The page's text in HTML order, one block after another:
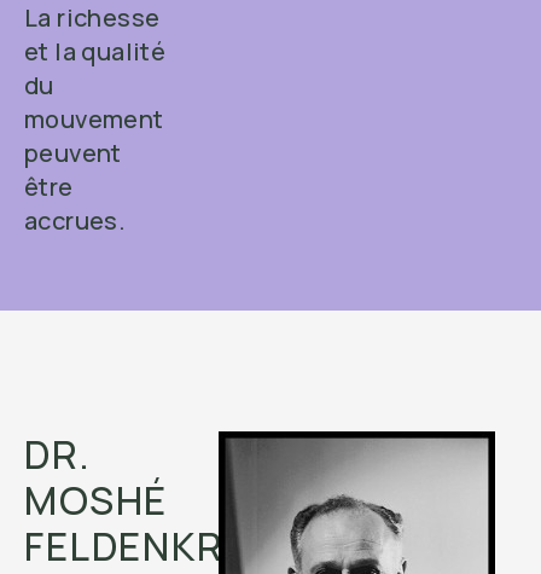
La richesse
et la qualité
du
mouvement
peuvent
être
accrues.
DR.
MOSHÉ
FELDENKRAIS